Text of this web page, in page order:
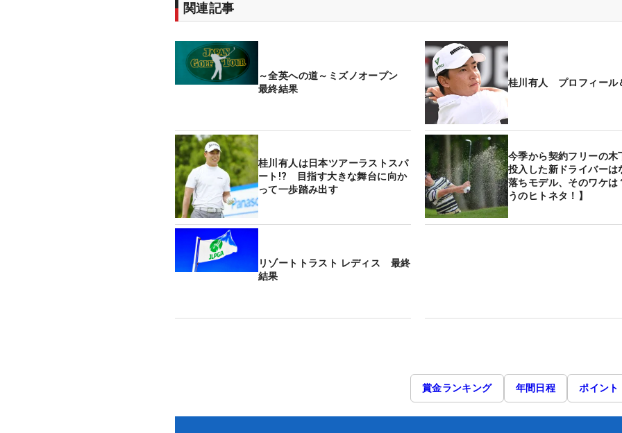
関連記事
～全英への道～ミズノオープン
最終結果
桂川有人 プロフィール
桂川有人は日本ツアーラストスパ
ート!? 目指す大きな舞台に向か
って一歩踏み出す
今季から契約フリーの
投入した新ドライバーは
落ちモデル、そのワケは
うのヒトネタ！】
リゾートトラスト レディス 最終
結果
賞金ランキング 年間日程 ポイント